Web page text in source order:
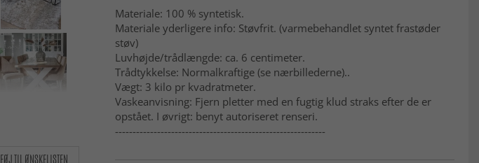
Materiale: 100 % syntetisk.
Materiale yderligere info: Støvfrit. (varmebehandlet syntet frastøder
støv)
Luvhøjde/trådlængde: ca. 6 centimeter.
Trådtykkelse: Normalkraftige (se nærbillederne)..
Vægt: 3 kilo pr kvadratmeter.
Vaskeanvisning: Fjern pletter med en fugtig klud straks efter de er
opstået. I øvrigt: benyt autoriseret renseri.
------------------------------------------------------------
FØJ TIL ØNSKELISTEN